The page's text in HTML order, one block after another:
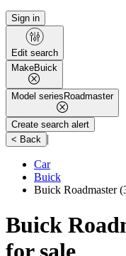
Sign in
Edit search
MakeBuick
Model series Roadmaster
Create search alert
< Back |
Car
Buick
Buick Roadmaster
Buick
for sale